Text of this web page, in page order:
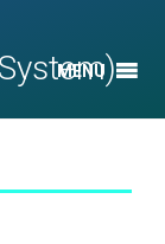
MENU